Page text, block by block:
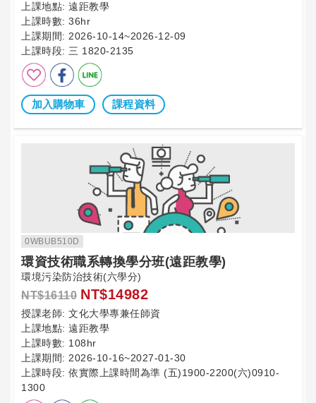
上課地點: 遠距教學
上課時數: 36hr
上課期間: 2026-10-14~2026-12-09
上課時段: 三 1820-2135
加入購物車 課程資料
0WBUB510D
環資技術職系轉換學分班(遠距教學)
環境污染防治技術(六學分)
NT$16110 NT$14982
授課老師: 文化大學專兼任師資
上課地點: 遠距教學
上課時數: 108hr
上課期間: 2026-10-16~2027-01-30
上課時段: 依實際上課時間為準 (五)1900-2200(六)0910-
1300